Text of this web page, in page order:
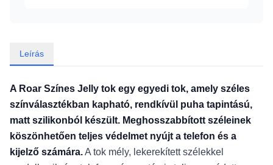
Leírás
A Roar Színes Jelly tok egy egyedi tok, amely széles
színválasztékban kapható, rendkívül puha tapintású,
matt szilikonból készült. Meghosszabbított széleinek
köszönhetően teljes védelmet nyújt a telefon és a
kijelző számára.A tok mély, lekerekített szélekkel